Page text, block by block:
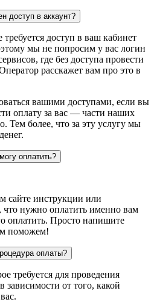
доступ в аккаунт?
доступ в ваш кабинет
мы не попросим у вас логин
где без доступа провести
расскажет вам про это в
вашими доступами, если вы
оплату за вас — части наших
Тем более, что за эту услугу мы
оплатить?
сайте инструкции или
что нужно оплатить именно вам
оплатить. Просто напишите
поможем!
оплаты?
требуется для проведения
зависимости от того, какой